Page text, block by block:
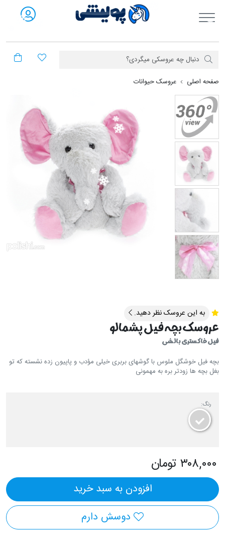
فروشگاه آنلاین پولیشی
صفحه اصلی عروسک حیوانات
عروسک بچه فیل پشمالو
به این عروسک نظر دهید.
عروسک بچه فیل پشمالو
فیل خاکستری بالشی
بچه فیل خوشگل ملوس با گوشهای بربری خیلی مؤدب و پاپیون زده نشسته که تو
بغل بچه ها زودتر بره به مهمونی
رنگ:
۳۰۸,۰۰۰ تومان
افزودن به سبد خرید
دوسش دارم